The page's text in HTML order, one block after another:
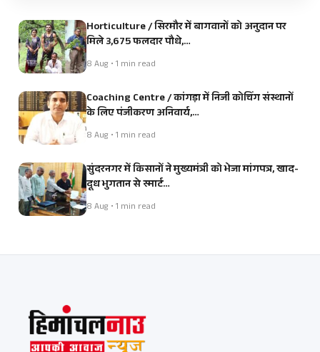
Horticulture / सिरमौर में बागवानों को अनुदान पर
मिले 3,675 फलदार पौधे,…
8 Aug • 1 min read
Coaching Centre / कांगड़ा में निजी कोचिंग संस्थानों
के लिए पंजीकरण अनिवार्य,…
8 Aug • 1 min read
सुंदरनगर में किसानों ने मुख्यमंत्री को भेजा मांगपत्र, खाद-
दूध भुगतान से स्मार्ट…
8 Aug • 1 min read